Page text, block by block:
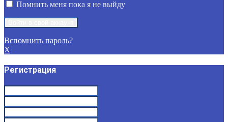
Помнить меня пока я не выйду
Вспомнить пароль?
X
Регистрация